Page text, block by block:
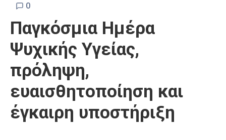
0
Παγκόσμια Ημέρα
Ψυχικής Υγείας,
πρόληψη,
ευαισθητοποίηση και
έγκαιρη υποστήριξη